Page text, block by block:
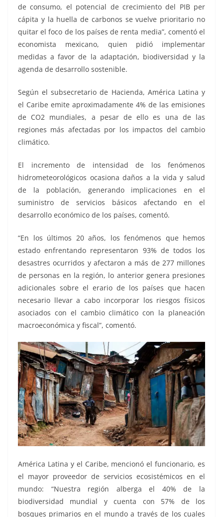
de consumo, el potencial de crecimiento del PIB per
cápita y la huella de carbonos se vuelve prioritario no
quitar el foco de los países de renta media”, comentó el
economista mexicano, quien pidió implementar
medidas a favor de la adaptación, biodiversidad y la
agenda de desarrollo sostenible.
Según el subsecretario de Hacienda, América Latina y
el Caribe emite aproximadamente 4% de las emisiones
de CO2 mundiales, a pesar de ello es una de las
regiones más afectadas por los impactos del cambio
climático.
El incremento de intensidad de los fenómenos
hidrometeorológicos ocasiona daños a la vida y salud
de la población, generando implicaciones en el
suministro de servicios básicos afectando en el
desarrollo económico de los países, comentó.
“En los últimos 20 años, los fenómenos que hemos
estado enfrentando representaron 93% de todos los
desastres ocurridos y afectaron a más de 277 millones
de personas en la región, lo anterior genera presiones
adicionales sobre el erario de los países que hacen
necesario llevar a cabo incorporar los riesgos físicos
asociados con el cambio climático con la planeación
macroeconómica y fiscal”, comentó.
América Latina y el Caribe, mencionó el funcionario, es
el mayor proveedor de servicios ecosistémicos en el
mundo: “Nuestra región alberga el 40% de la
biodiversidad mundial y cuenta con 57% de los
bosques primarios en el mundo a través de los cuales